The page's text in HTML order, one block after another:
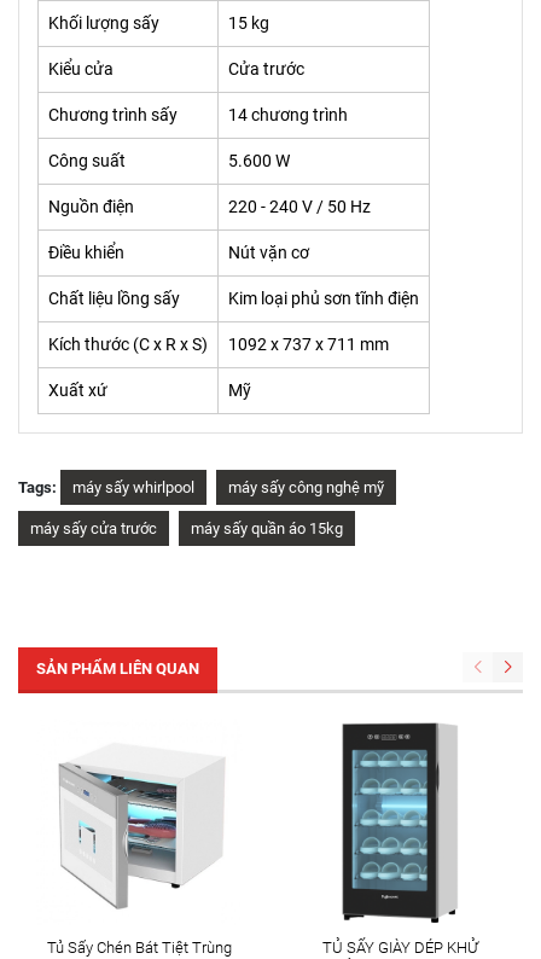
Khối lượng sấy 15 kg
Kiểu cửa Cửa trước
Chương trình sấy 14 chương trình
Công suất 5.600 W
Nguồn điện 220 - 240 V / 50 Hz
Điều khiển Nút vặn cơ
Chất liệu lồng sấy Kim loại phủ sơn tĩnh điện
Kích thước (C x R x S) 1092 x 737 x 711 mm
Xuất xứ Mỹ
Tags: máy sấy whirlpool máy sấy công nghệ mỹ
máy sấy cửa trước máy sấy quần áo 15kg
SẢN PHẨM LIÊN QUAN
Tủ Sấy Chén Bát Tiệt Trùng
TỦ SẤY GIÀY DÉP KHỬ